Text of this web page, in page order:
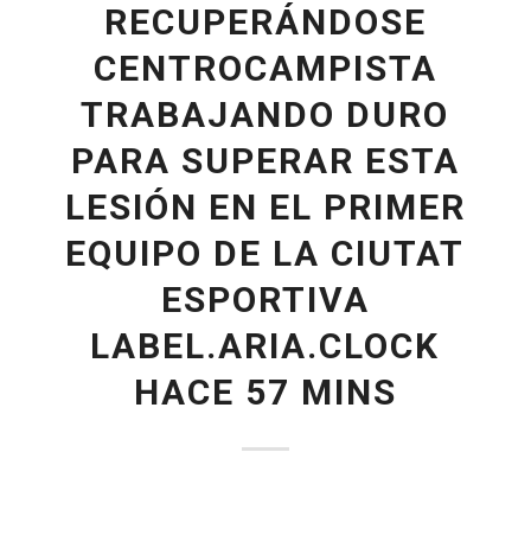
RECUPERÁNDOSE
CENTROCAMPISTA
TRABAJANDO DURO
PARA SUPERAR ESTA
LESIÓN EN EL PRIMER
EQUIPO DE LA CIUTAT
ESPORTIVA
LABEL.ARIA.CLOCK
HACE 57 MINS